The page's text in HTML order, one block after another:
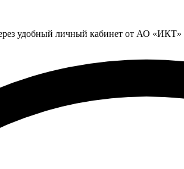
удобный личный кабинет от АО «ИКТ»